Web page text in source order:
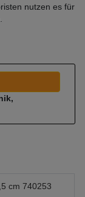
nutzen es für
cm 740253